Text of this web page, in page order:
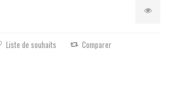
Liste de souhaits Comparer